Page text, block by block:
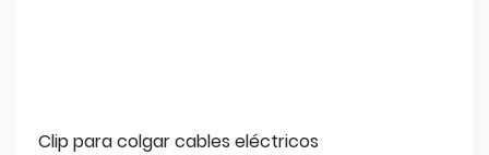
Clip para colgar cables eléctricos